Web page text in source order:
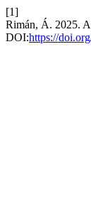
[1]
Rimán, Á. 2025.
DOI:https://